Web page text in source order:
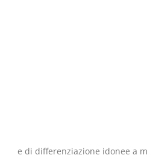
e di differenziazione idonee a